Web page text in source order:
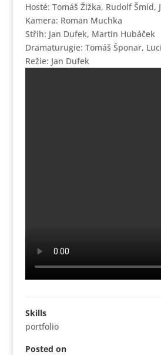
Hosté: Tomáš Žižka, Rudolf Šmíd,
Kamera: Roman Muchka
Střih: Jan Dufek, Martin Hubáček
Dramaturugie: Tomáš Šponar,
Režie: Jan Dufek
Skills
portfolio
Posted on